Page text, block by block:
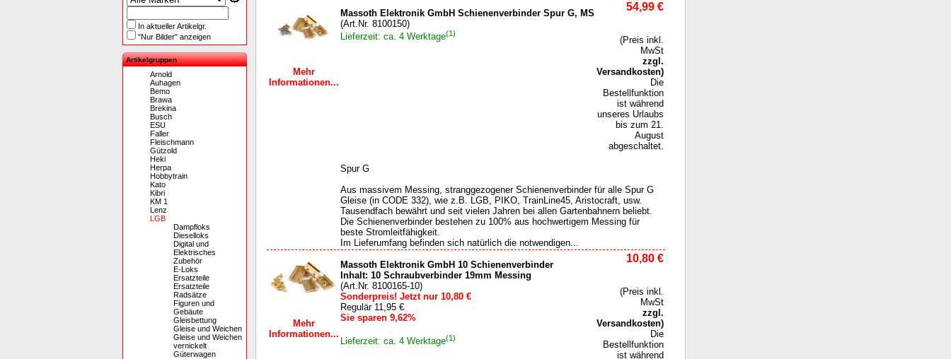
In aktueller Artikelgr.
"Nur Bilder" anzeigen
Artikelgruppen
Arnold
Auhagen
Bemo
Brawa
Brekina
Busch
ESU
Faller
Fleischmann
Gützold
Heki
Herpa
Hobbytrain
Kato
Kibri
KM 1
Lenz
LGB
Dampfloks
Dieselloks
Digital und
Elektrisches
Zubehör
E-Loks
Ersatzteile
Ersatzteile
Radsätze
Figuren und
Gebäute
Gleisbettung
Gleise und Weichen
Gleise und Weichen
vernickelt
Güterwagen
Mehr
Informationen...
Massoth Elektronik GmbH Schienenverbinder Spur G, MS
(Art.Nr. 8100150)
Lieferzeit: ca. 4 Werktage(1)
54,99 €
(Preis inkl.
MwSt
zzgl.
Versandkosten)
Die
Bestellfunktion
ist während
unseres Urlaubs
bis zum 21.
August
abgeschaltet.
Spur G
Aus massivem Messing, stranggezogener Schienenverbinder für alle Spur G
Gleise (in CODE 332), wie z.B. LGB, PIKO, TrainLine45, Aristocraft, usw.
Tausendfach bewährt und seit vielen Jahren bei allen Gartenbahnern beliebt.
Die Schienenverbinder bestehen zu 100% aus hochwertigem Messing für
beste Stromleitfähigkeit.
Im Lieferumfang befinden sich natürlich die notwendigen...
Mehr
Informationen...
Massoth Elektronik GmbH 10 Schienenverbinder
Inhalt: 10 Schraubverbinder 19mm Messing
(Art.Nr. 8100165-10)
Sonderpreis! Jetzt nur 10,80 €
Regulär 11,95 €
Sie sparen 9,62%
Lieferzeit: ca. 4 Werktage(1)
10,80 €
(Preis inkl.
MwSt
zzgl.
Versandkosten)
Die
Bestellfunktion
ist während